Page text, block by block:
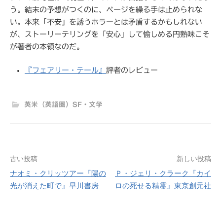
う。結末の予想がつくのに、ページを繰る手は止められな
い。本来「不安」を誘うホラーとは矛盾するかもしれない
が、ストーリーテリングを「安心」して愉しめる円熟味こそ
が著者の本領なのだ。
『フェアリー・テール』 評者のレビュー
英米（英語圏）SF・文学
投
稿
古い投稿
ナオミ・クリッツアー『陽の
光が消えた町で』早川書房
新しい投稿
Ｐ・ジェリ・クラーク『カイ
ロの死せる精霊』東京創元社